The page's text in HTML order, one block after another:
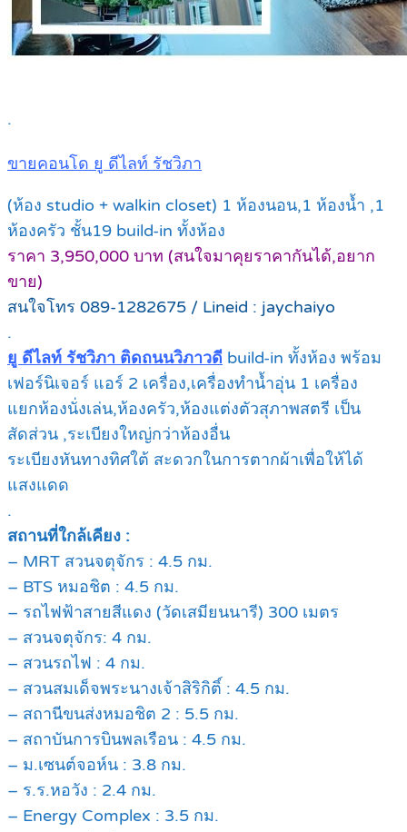
.
ขายคอนโด ยู ดีไลท์ รัชวิภา
(ห้อง studio + walkin closet) 1 ห้องนอน,1 ห้องน้ำ ,1
ห้องครัว ชั้น19 build-in ทั้งห้อง
ราคา 3,950,000 บาท (สนใจมาคุยราคากันได้,อยาก
ขาย)
สนใจโทร 089-1282675 / Lineid : jaychaiyo
.
ยู ดีไลท์ รัชวิภา ติดถนนวิภาวดี build-in ทั้งห้อง พร้อม
เฟอร์นิเจอร์ แอร์ 2 เครื่อง,เครื่องทำน้ำอุ่น 1 เครื่อง
แยกห้องนั่งเล่น,ห้องครัว,ห้องแต่งตัวสุภาพสตรี เป็น
สัดส่วน ,ระเบียงใหญ่กว่าห้องอื่น
ระเบียงหันทางทิศใต้ สะดวกในการตากผ้าเพื่อให้ได้
แสงแดด
.
สถานที่ใกล้เคียง :
– MRT สวนจตุจักร : 4.5 กม.
– BTS หมอชิต : 4.5 กม.
– รถไฟฟ้าสายสีแดง (วัดเสมียนนารี) 300 เมตร
– สวนจตุจักร: 4 กม.
– สวนรถไฟ : 4 กม.
– สวนสมเด็จพระนางเจ้าสิริกิติ์ : 4.5 กม.
– สถานีขนส่งหมอชิต 2 : 5.5 กม.
– สถาบันการบินพลเรือน : 4.5 กม.
– ม.เซนต์จอห์น : 3.8 กม.
– ร.ร.หอวัง : 2.4 กม.
– Energy Complex : 3.5 กม.